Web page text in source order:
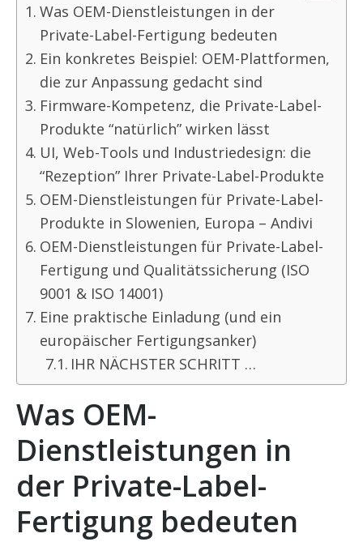
Was OEM-Dienstleistungen in der
Private-Label-Fertigung bedeuten
Ein konkretes Beispiel: OEM-Plattformen,
die zur Anpassung gedacht sind
Firmware-Kompetenz, die Private-Label-
Produkte “natürlich” wirken lässt
UI, Web-Tools und Industriedesign: die
“Rezeption” Ihrer Private-Label-Produkte
OEM-Dienstleistungen für Private-Label-
Produkte in Slowenien, Europa – Andivi
OEM-Dienstleistungen für Private-Label-
Fertigung und Qualitätssicherung (ISO
9001 & ISO 14001)
Eine praktische Einladung (und ein
europäischer Fertigungsanker)
IHR NÄCHSTER SCHRITT …
Was OEM-
Dienstleistungen in
der Private-Label-
Fertigung bedeuten